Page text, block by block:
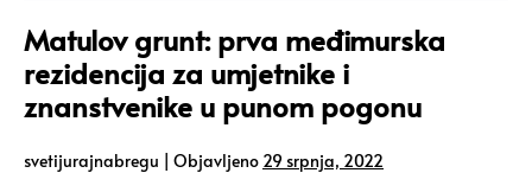
Matulov grunt: prva međimurska
rezidencija za umjetnike i
znanstvenike u punom pogonu
svetijurajnabregu | Objavljeno 29 srpnja, 2022